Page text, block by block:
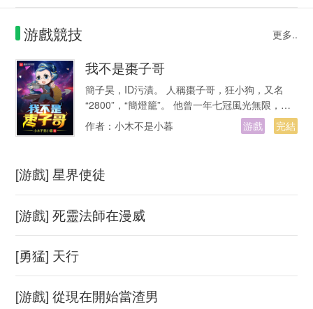
游戲競技 更多..
我不是棗子哥
簡子昊，ID污漬。 人稱棗子哥，狂小狗，又名
“2800”，“簡燈籠”。 他曾一年七冠風光無限，也
曾八強回家智商掉線。 他…
作者： 小木不是小暮 游戲 完結
[游戲] 星界使徒
[游戲] 死靈法師在漫威
[勇猛] 天行
[游戲] 從現在開始當渣男